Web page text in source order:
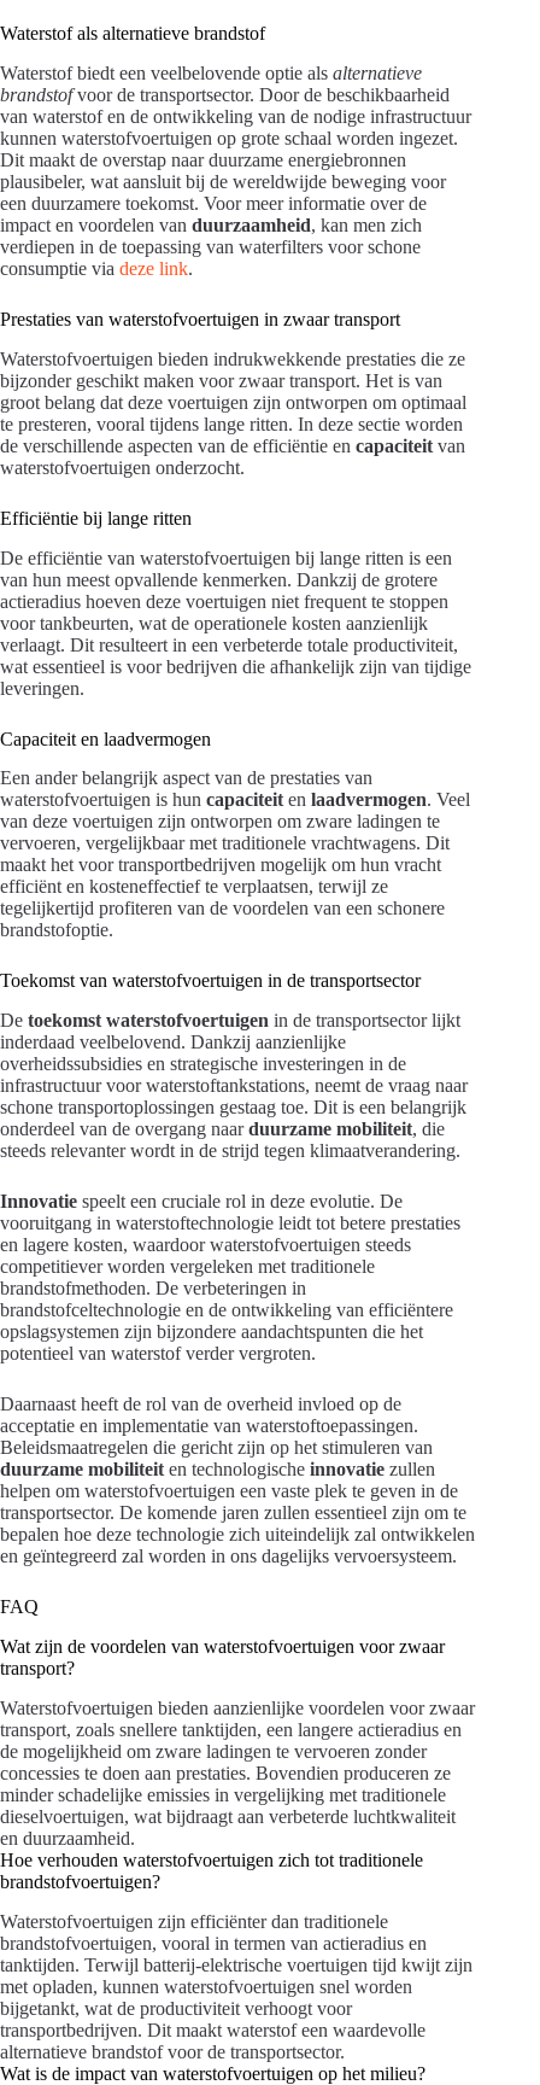
Waterstof als alternatieve brandstof
Waterstof biedt een veelbelovende optie als alternatieve
brandstofvoor de transportsector. Door de beschikbaarheid
van waterstof en de ontwikkeling van de nodige infrastructuur
kunnen waterstofvoertuigen op grote schaal worden ingezet.
Dit maakt de overstap naar duurzame energiebronnen
plausibeler, wat aansluit bij de wereldwijde beweging voor
een duurzamere toekomst. Voor meer informatie over de
impact en voordelen van duurzaamheid, kan men zich
verdiepen in de toepassing van waterfilters voor schone
consumptie via deze link.
Prestaties van waterstofvoertuigen in zwaar transport
Waterstofvoertuigen bieden indrukwekkende prestaties die ze
bijzonder geschikt maken voor zwaar transport. Het is van
groot belang dat deze voertuigen zijn ontworpen om optimaal
te presteren, vooral tijdens lange ritten. In deze sectie worden
de verschillende aspecten van de efficiëntie en capaciteit van
waterstofvoertuigen onderzocht.
Efficiëntie bij lange ritten
De efficiëntie van waterstofvoertuigen bij lange ritten is een
van hun meest opvallende kenmerken. Dankzij de grotere
actieradius hoeven deze voertuigen niet frequent te stoppen
voor tankbeurten, wat de operationele kosten aanzienlijk
verlaagt. Dit resulteert in een verbeterde totale productiviteit,
wat essentieel is voor bedrijven die afhankelijk zijn van tijdige
leveringen.
Capaciteit en laadvermogen
Een ander belangrijk aspect van de prestaties van
waterstofvoertuigen is hun capaciteit en laadvermogen. Veel
van deze voertuigen zijn ontworpen om zware ladingen te
vervoeren, vergelijkbaar met traditionele vrachtwagens. Dit
maakt het voor transportbedrijven mogelijk om hun vracht
efficiënt en kosteneffectief te verplaatsen, terwijl ze
tegelijkertijd profiteren van de voordelen van een schonere
brandstofoptie.
Toekomst van waterstofvoertuigen in de transportsector
De toekomst waterstofvoertuigen in de transportsector lijkt
inderdaad veelbelovend. Dankzij aanzienlijke
overheidssubsidies en strategische investeringen in de
infrastructuur voor waterstoftankstations, neemt de vraag naar
schone transportoplossingen gestaag toe. Dit is een belangrijk
onderdeel van de overgang naarduurzame mobiliteit, die
steeds relevanter wordt in de strijd tegen klimaatverandering.
Innovatie speelt een cruciale rol in deze evolutie. De
vooruitgang in waterstoftechnologie leidt tot betere prestaties
en lagere kosten, waardoor waterstofvoertuigen steeds
competitiever worden vergeleken met traditionele
brandstofmethoden. De verbeteringen in
brandstofceltechnologie en de ontwikkeling van efficiëntere
opslagsystemen zijn bijzondere aandachtspunten die het
potentieel van waterstof verder vergroten.
Daarnaast heeft de rol van de overheid invloed op de
acceptatie en implementatie van waterstoftoepassingen.
Beleidsmaatregelen die gericht zijn op het stimuleren van
duurzame mobiliteit en technologische innovatie zullen
helpen om waterstofvoertuigen een vaste plek te geven in de
transportsector. De komende jaren zullen essentieel zijn om te
bepalen hoe deze technologie zich uiteindelijk zal ontwikkelen
en geïntegreerd zal worden in ons dagelijks vervoersysteem.
FAQ
Wat zijn de voordelen van waterstofvoertuigen voor zwaar
transport?
Waterstofvoertuigen bieden aanzienlijke voordelen voor zwaar
transport, zoals snellere tanktijden, een langere actieradius en
de mogelijkheid om zware ladingen te vervoeren zonder
concessies te doen aan prestaties. Bovendien produceren ze
minder schadelijke emissies in vergelijking met traditionele
dieselvoertuigen, wat bijdraagt aan verbeterde luchtkwaliteit
en duurzaamheid.
Hoe verhouden waterstofvoertuigen zich tot traditionele
brandstofvoertuigen?
Waterstofvoertuigen zijn efficiënter dan traditionele
brandstofvoertuigen, vooral in termen van actieradius en
tanktijden. Terwijl batterij-elektrische voertuigen tijd kwijt zijn
met opladen, kunnen waterstofvoertuigen snel worden
bijgetankt, wat de productiviteit verhoogt voor
transportbedrijven. Dit maakt waterstof een waardevolle
alternatieve brandstof voor de transportsector.
Wat is de impact van waterstofvoertuigen op het milieu?